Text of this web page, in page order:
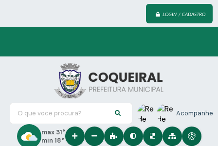
LOGIN / CADASTRO
O que voce procura? Acompanhe
max 31°
min 18°